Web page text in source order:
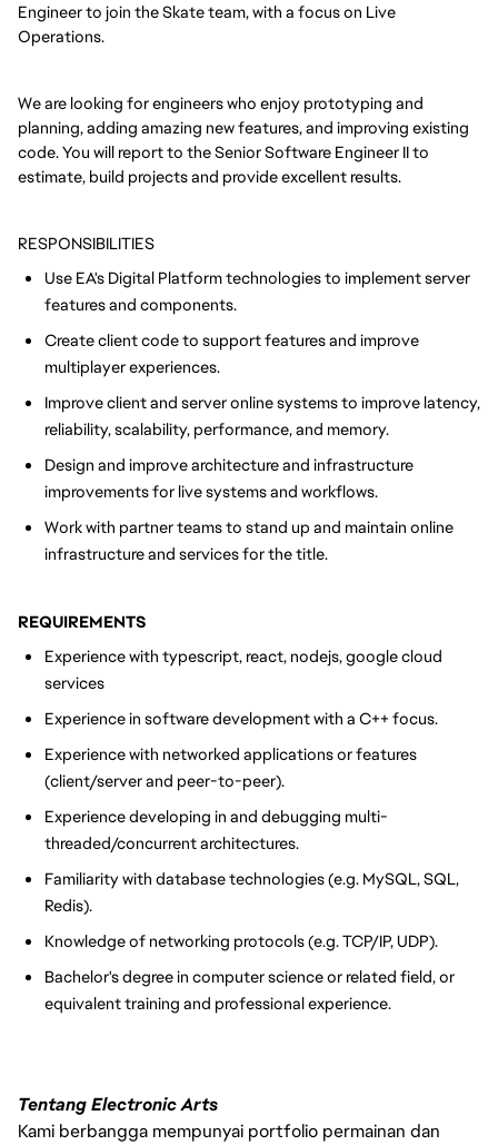
Engineer to join the Skate team, with a focus on Live
Operations.
We are looking for engineers who enjoy prototyping and
planning, adding amazing new features, and improving existing
code. You will report to the Senior Software Engineer II to
estimate, build projects and provide excellent results.
RESPONSIBILITIES
Use EA's Digital Platform technologies to implement server
features and components.
Create client code to support features and improve
multiplayer experiences.
Improve client and server online systems to improve latency,
reliability, scalability, performance, and memory.
Design and improve architecture and infrastructure
improvements for live systems and workflows.
Work with partner teams to stand up and maintain online
infrastructure and services for the title.
REQUIREMENTS
Experience with typescript, react, nodejs, google cloud
services
Experience in software development with a C++ focus.
Experience with networked applications or features
(client/server and peer-to-peer).
Experience developing in and debugging multi-
threaded/concurrent architectures.
Familiarity with database technologies (e.g. MySQL, SQL,
Redis).
Knowledge of networking protocols (e.g. TCP/IP, UDP).
Bachelor's degree in computer science or related field, or
equivalent training and professional experience.
Tentang Electronic Arts
Kami berbangga mempunyai portfolio permainan dan